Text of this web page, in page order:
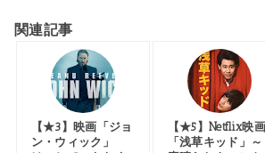
関連記事
【★3】映画「ジョ
ン・ウィック」
【★5】Netflix映画
「浅草キッド」～